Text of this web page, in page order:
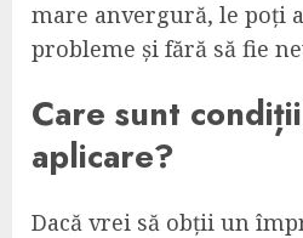
mare anvergură, le poți
probleme și fără să fie
Care sunt
aplicare?
Dacă vrei să obții un